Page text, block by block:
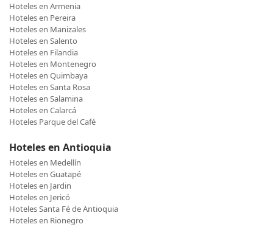
Hoteles en Armenia
Hoteles en Pereira
Hoteles en Manizales
Hoteles en Salento
Hoteles en Filandia
Hoteles en Montenegro
Hoteles en Quimbaya
Hoteles en Santa Rosa
Hoteles en Salamina
Hoteles en Calarcá
Hoteles Parque del Café
Hoteles en Antioquia
Hoteles en Medellín
Hoteles en Guatapé
Hoteles en Jardin
Hoteles en Jericó
Hoteles Santa Fé de Antioquia
Hoteles en Rionegro